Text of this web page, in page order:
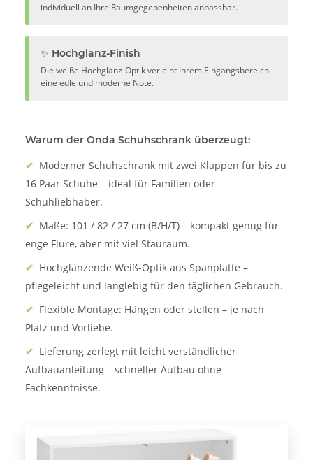
individuell an Ihre Raumgegebenheiten anpassbar.
✨ Hochglanz-Finish
Die weiße Hochglanz-Optik verleiht Ihrem Eingangsbereich
eine edle und moderne Note.
Warum der Onda Schuhschrank überzeugt:
✔ Moderner Schuhschrank mit zwei Klappen für bis zu
16 Paar Schuhe – ideal für Familien oder
Schuhliebhaber.
✔ Maße: 101 / 82 / 27 cm (B/H/T) – kompakt genug für
enge Flure, aber mit viel Stauraum.
✔ Hochglänzende Weiß-Optik aus Spanplatte –
pflegeleicht und langlebig für den täglichen Gebrauch.
✔ Flexible Montage: Hängen oder stellen – je nach
Platz und Vorliebe.
✔ Lieferung zerlegt mit leicht verständlicher
Aufbauanleitung – schneller Aufbau ohne
Fachkenntnisse.